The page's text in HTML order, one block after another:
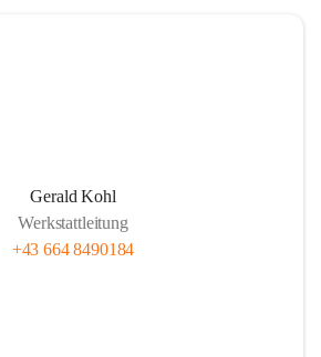
Gerald Kohl
Werkstattleitung
+43 664 8490184